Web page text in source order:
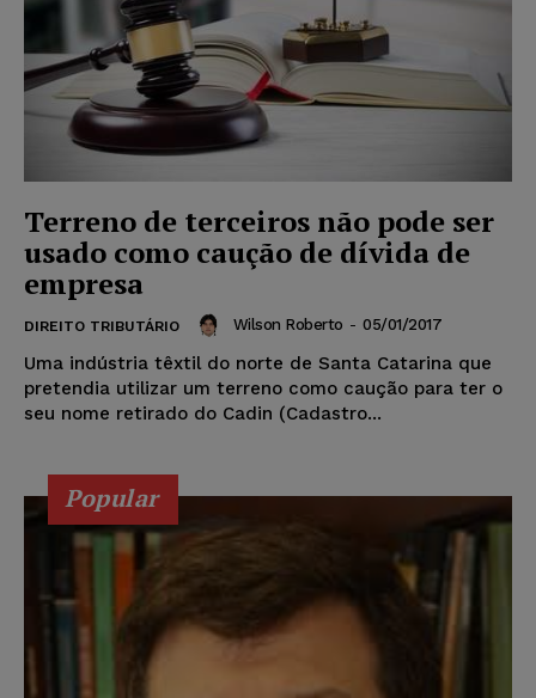
Terreno de terceiros não pode ser
usado como caução de dívida de
empresa
DIREITO TRIBUTÁRIO Wilson Roberto - 05/01/2017
Uma indústria têxtil do norte de Santa Catarina que
pretendia utilizar um terreno como caução para ter o
seu nome retirado do Cadin (Cadastro...
Popular